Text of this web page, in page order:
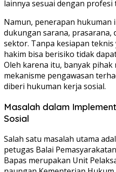
lainnya sesuai dengan profesi
Namun, penerapan hukuman
dukungan sarana, prasarana,
sektor. Tanpa kesiapan
hakim bisa berisiko tidak
Oleh karena itu, banyak pihak
mekanisme pengawasan
diberi hukuman kerja sosial.
Masalah dalam
Sosial
Salah satu masalah utama
petugas Balai
Bapas merupakan Unit